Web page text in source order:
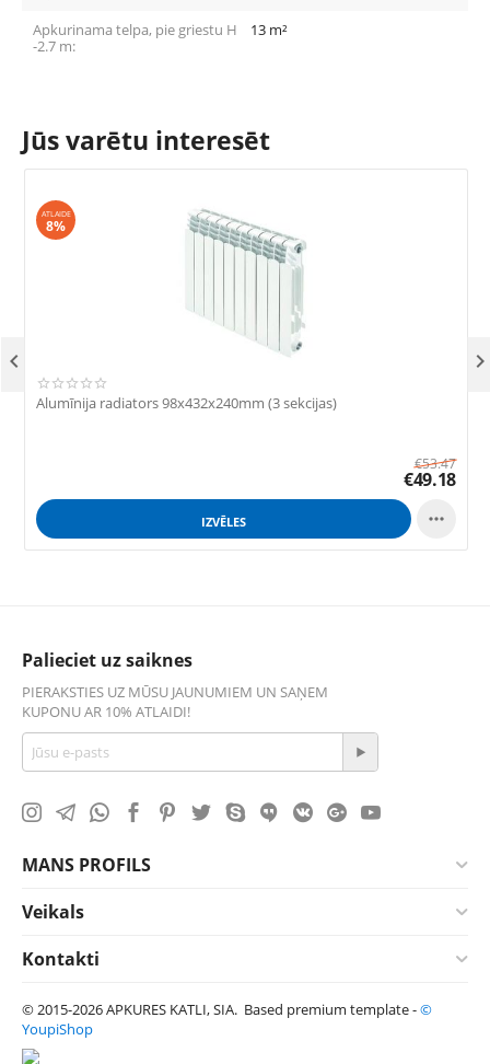
Apkurinama telpa, pie griestu H
-2.7 m:
13 m²
Jūs varētu interesēt
ATLAIDE
8%
Alumīnija radiators 98x432x240mm (3 sekcijas)
€53.47
€49.18
IZVĒLES 

Palieciet uz saiknes
PIERAKSTIES UZ MŪSU JAUNUMIEM UN SAŅEM
KUPONU AR 10% ATLAIDI!
MANS PROFILS
Veikals
Kontakti
© 2015-2026 APKURES KATLI, SIA. Based premium template -©
YoupiShop